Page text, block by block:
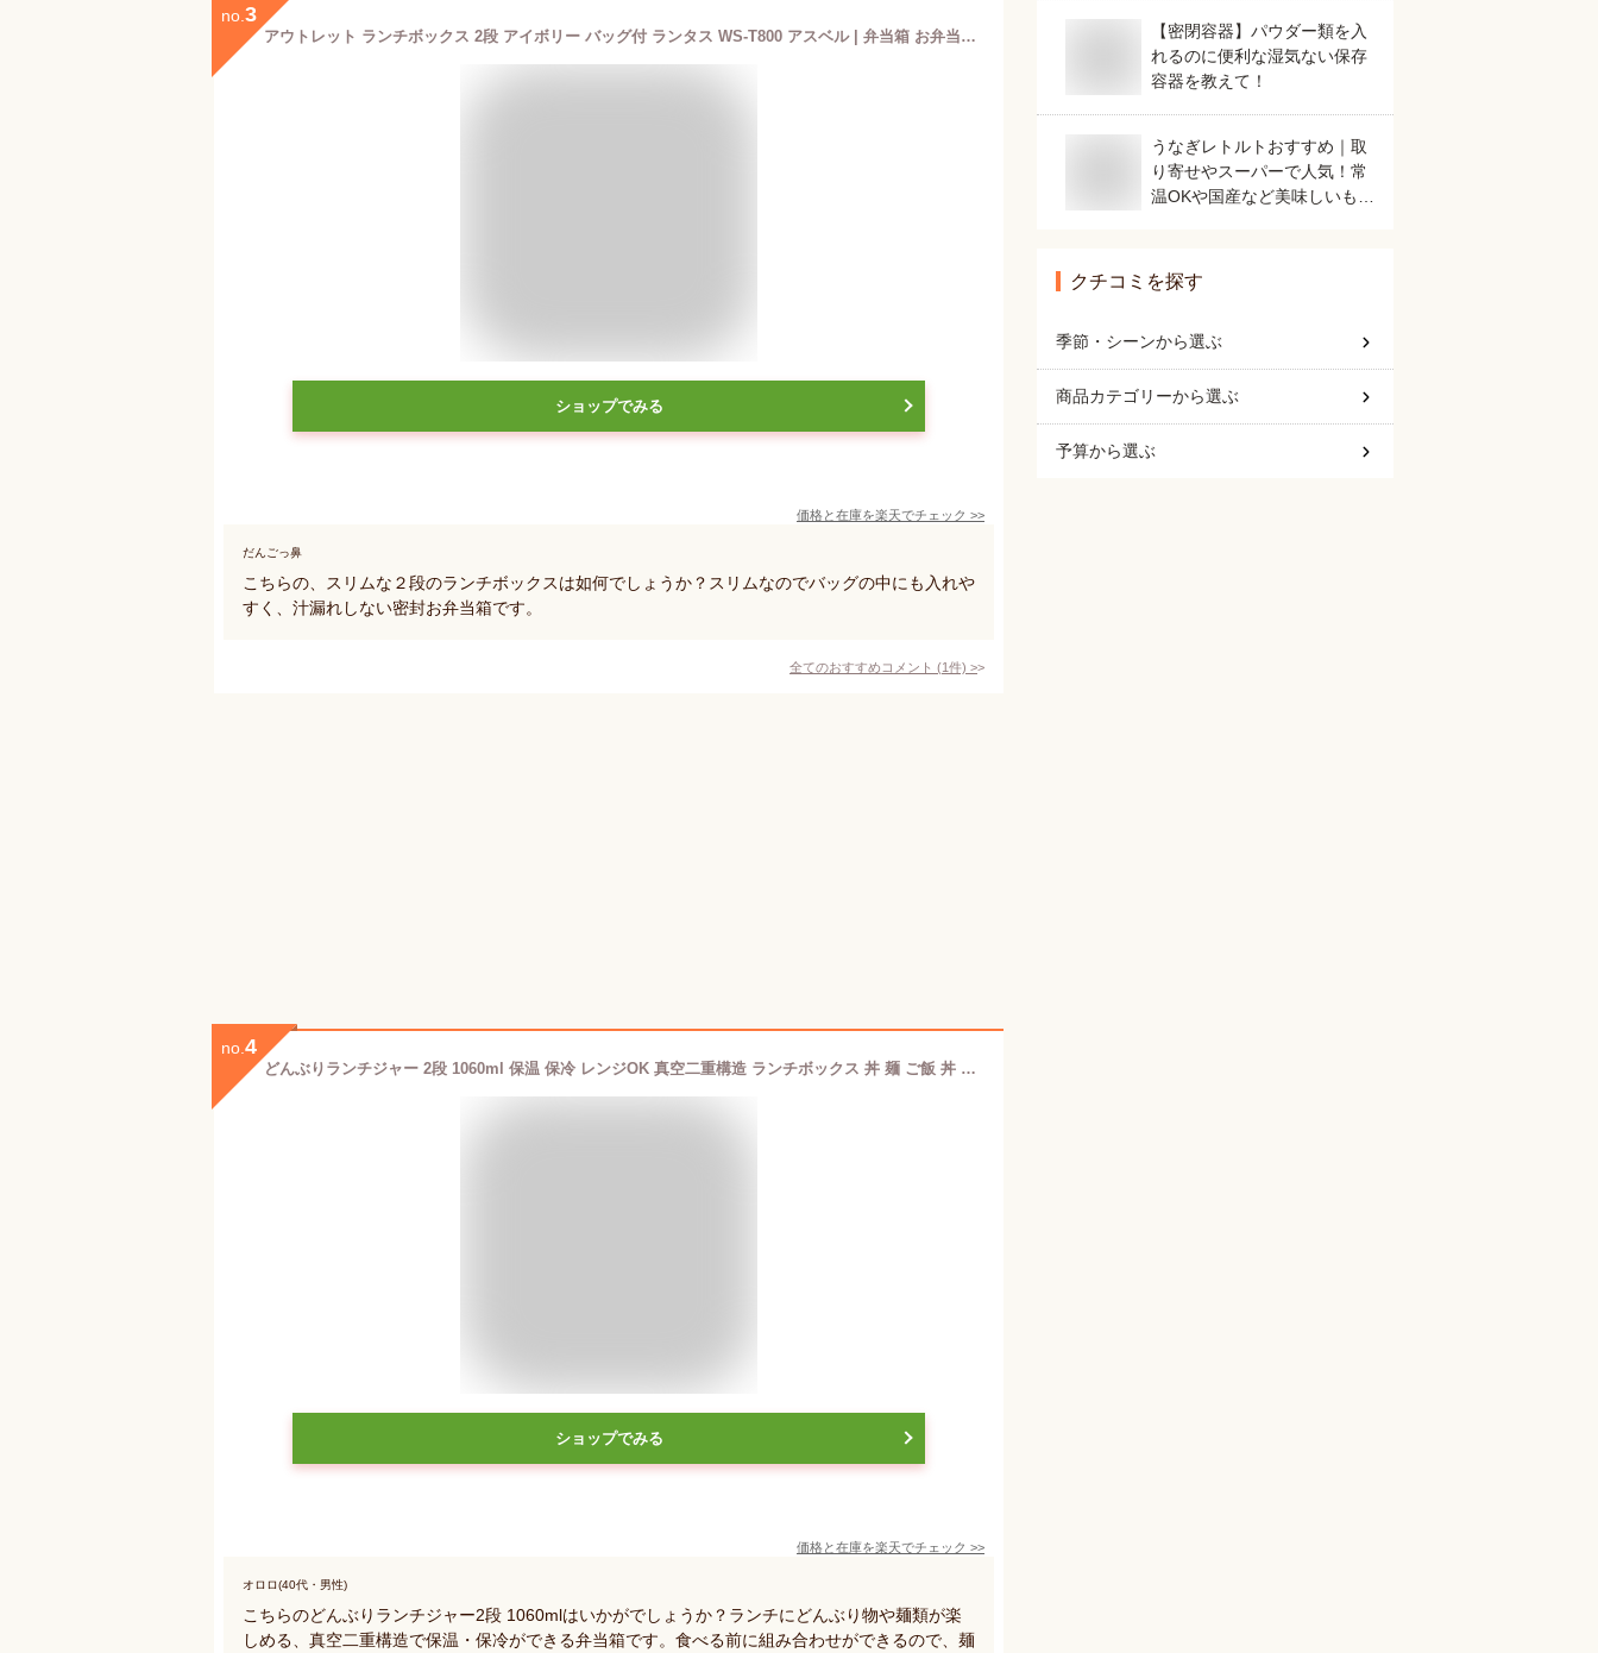
no. 3
アウトレット ランチボックス 2段 アイボリー バッグ付 ランタス WS-T800 アスベル | 弁当箱 お弁当箱 仕切り付き 二段 お弁当 仕切り 電子レンジ レンジ対応 汁漏れしない 食洗機対応 ランチバッグ ラ
ショップでみる
価格と在庫を楽天でチェック >>
だんごっ鼻
こちらの、スリムな２段のランチボックスは如何でしょうか？スリムなのでバッグの中にも入れや
すく、汁漏れしない密封お弁当箱です。
全てのおすすめコメント (1件) >
no. 4
どんぶりランチジャー 2段 1060ml 保温 保冷 レンジOK 真空二重構造 ランチボックス 丼 麺 ご飯 丼 ビビンバ お弁当箱 17×15.5×11.5cm 弁当箱 保温弁当箱 お弁当箱 保温 保冷 レンジ対応 弁当 ステンレス 保温ランチボ
ショップでみる
価格と在庫を楽天でチェック >>
オロロ(40代・男性)
こちらのどんぶりランチジャー2段 1060mlはいかがでしょうか？ランチにどんぶり物や麺類が楽
しめる、真空二重構造で保温・保冷ができる弁当箱です。食べる前に組み合わせができるので、麺
【密閉容器】パウダー類を入
れるのに便利な湿気ない保存
容器を教えて！
うなぎレトルトおすすめ｜取
り寄せやスーパーで人気！常
温OKや国産など美味しいもの
クチコミを探す
季節・シーンから選ぶ
商品カテゴリーから選ぶ
予算から選ぶ